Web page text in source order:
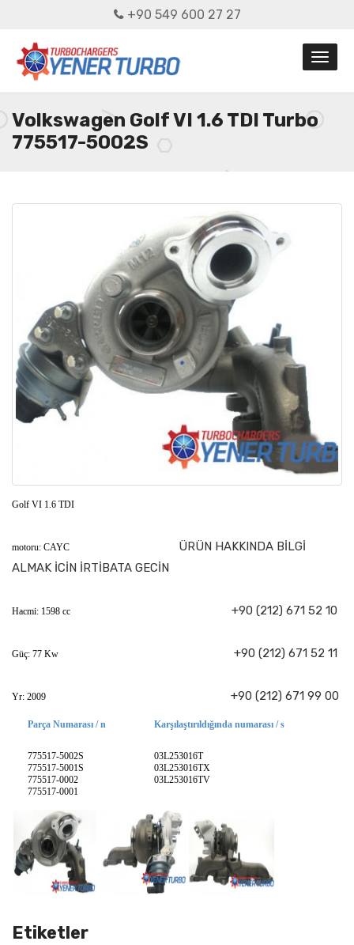
+90 549 600 27 27
Volkswagen Golf VI 1.6 TDI Turbo
775517-5002S
Golf VI 1.6 TDI
motoru: CAYC ÜRÜN HAKKINDA BİLGİ
ALMAK İCİN İRTİBATA GECİN
Hacmi: 1598 cc +90 (212) 671 52 10
Güç: 77 Kw +90 (212) 671 52 11
Yr: 2009 +90 (212) 671 99 00
Parça Numarası / n
775517-5002S
775517-5001S
775517-0002
775517-0001
Karşılaştırıldığında numarası / s
03L253016T
03L253016TX
03L253016TV
Etiketler